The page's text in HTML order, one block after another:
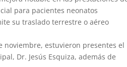
para pacientes neonatos
su traslado terrestre o aéreo
noviembre, estuvieron presentes el
Dr. Jesús Esquiza, además de